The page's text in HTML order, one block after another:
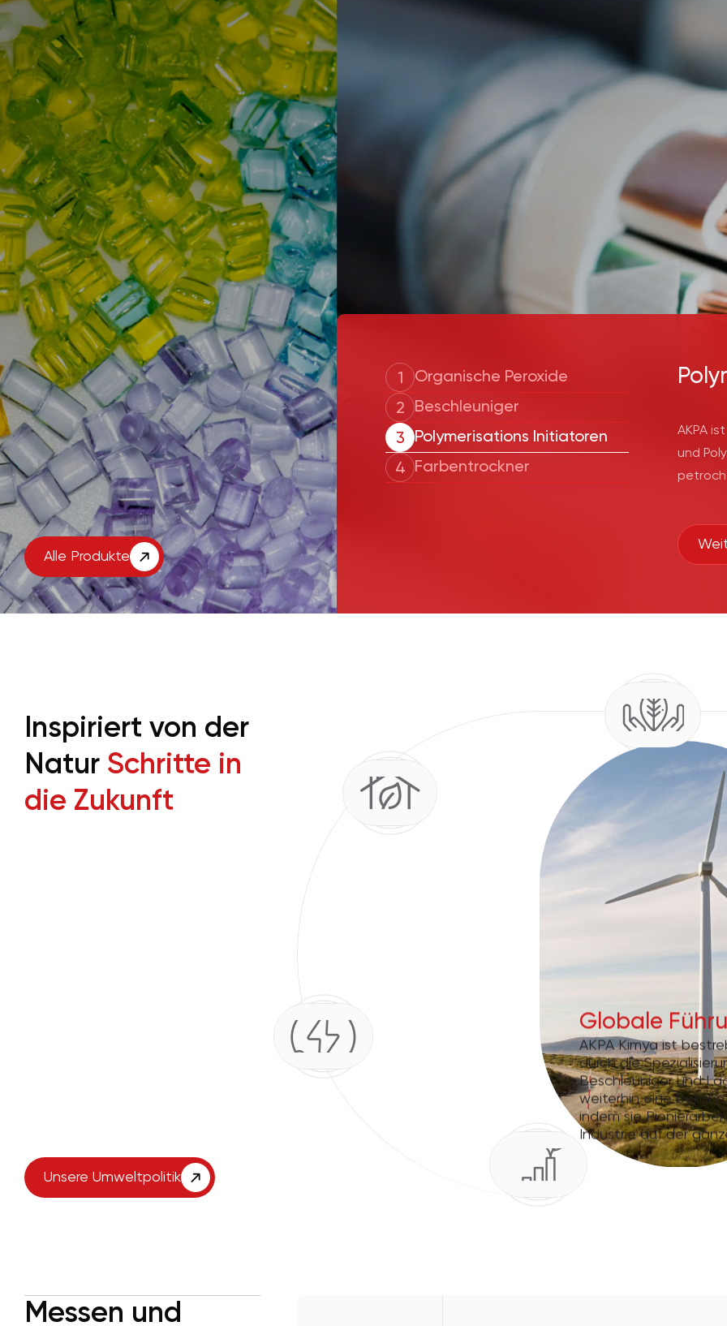
8
Alle Produkte
1
Organische Peroxide
2
Beschleuniger
3
Polymerisations Initiatoren
4
Farbentrockner
AKPA
und
Inspiriert von der
Natur Schritte in
die Zukunft
Unsere Umweltpolitik
Globale
AKPA Kimya ist
durch die
Beschleuniger und
weiterhin eine
indem sie
Industrie auf der
Messen und